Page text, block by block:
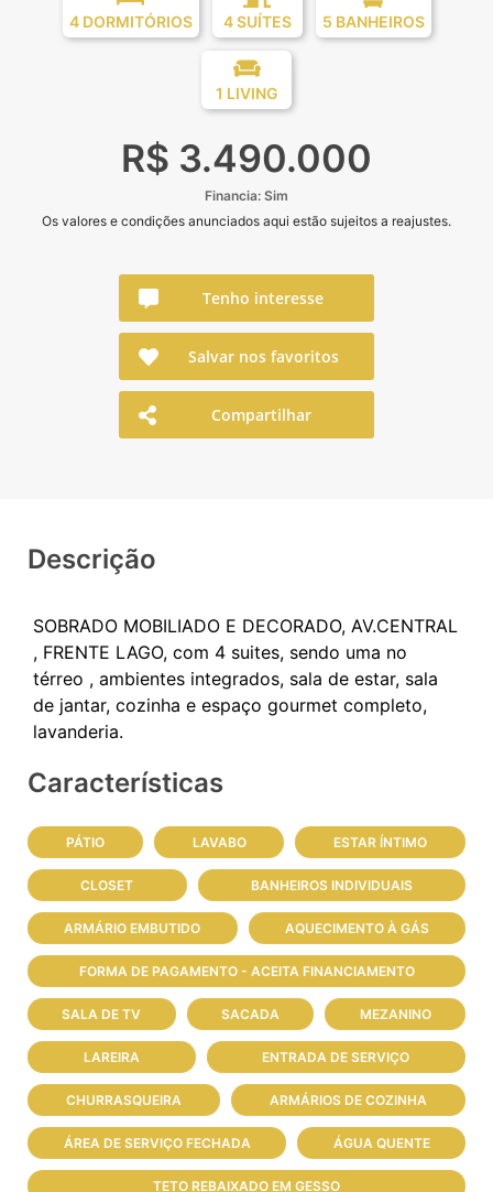
4 DORMITÓRIOS 4 SUÍTES 5 BANHEIROS
1 LIVING
R$ 3.490.000
Financia: Sim
Os valores e condições anunciados aqui estão sujeitos a reajustes.
Tenho interesse
Salvar nos favoritos
Compartilhar
Descrição
SOBRADO MOBILIADO E DECORADO, AV.CENTRAL
, FRENTE LAGO, com 4 suites, sendo uma no
térreo , ambientes integrados, sala de estar, sala
de jantar, cozinha e espaço gourmet completo,
Características
PÁTIO LAVABO ESTAR ÍNTIMO
CLOSET BANHEIROS INDIVIDUAIS
ARMÁRIO EMBUTIDO AQUECIMENTO À GÁS
FORMA DE PAGAMENTO - ACEITA FINANCIAMENTO
SALA DE TV SACADA MEZANINO
LAREIRA ENTRADA DE SERVIÇO
CHURRASQUEIRA ARMÁRIOS DE COZINHA
ÁREA DE SERVIÇO FECHADA ÁGUA QUENTE
TETO REBAIXADO EM GESSO